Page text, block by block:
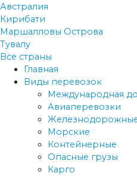
Австралия
Кирибати
Маршалловы Острова
Тувалу
Все страны
Главная
Виды перевозок
Международная
Авиаперевозки
Морские
Контейнерные
Опасные грузы
Карго